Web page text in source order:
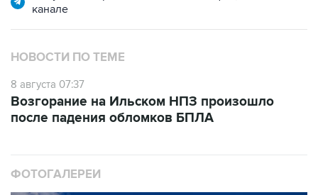
НОВОСТИ ПО ТЕМЕ
8 августа 07:37
после падения обломков БПЛА